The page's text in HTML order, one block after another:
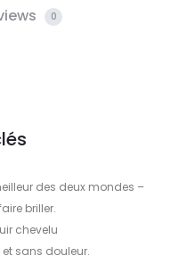
0
des deux mondes –
briller.
chevelu
sans douleur.